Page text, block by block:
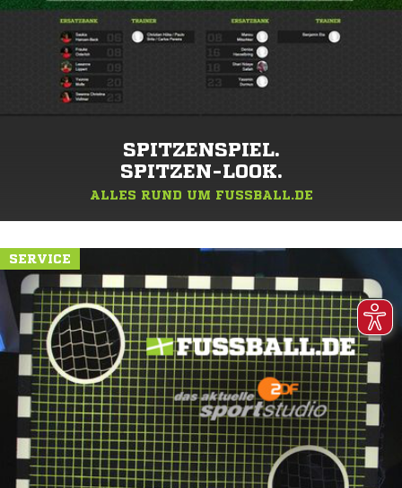
SPITZENSPIEL.
SPITZEN-LOOK.
ALLES RUND UM FUSSBALL.DE
SERVICE